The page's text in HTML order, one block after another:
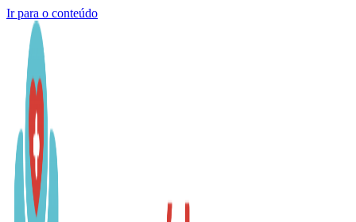
Ir para o conteúdo